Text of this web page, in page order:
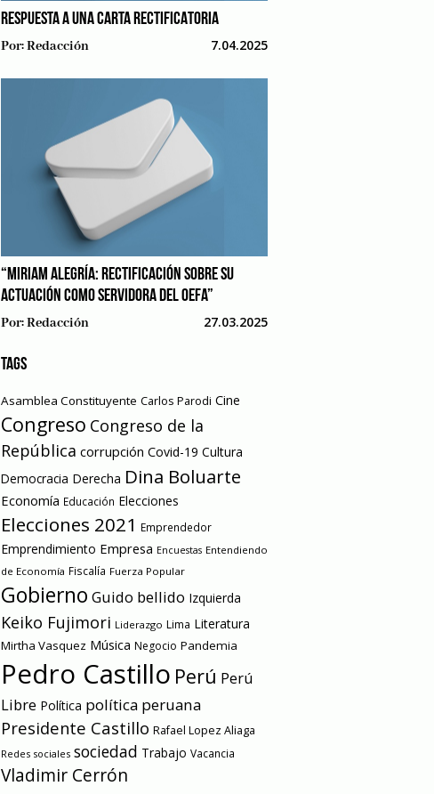
RESPUESTA A UNA CARTA RECTIFICATORIA
Por:Redacción 7.04.2025
“MIRIAM ALEGRÍA: RECTIFICACIÓN SOBRE SU
ACTUACIÓN COMO SERVIDORA DEL OEFA”
Por:Redacción 27.03.2025
TAGS
Asamblea Constituyente Carlos Parodi Cine
Congreso Congreso de la
República corrupción Covid-19 Cultura
Democracia Derecha Dina Boluarte
Economía Educación Elecciones
Elecciones 2021 Emprendedor
Emprendimiento Empresa Encuestas Entendiendo
de Economía Fiscalía Fuerza Popular
Gobierno Guido bellido Izquierda
Keiko Fujimori Liderazgo Lima Literatura
Mirtha Vasquez Música Negocio Pandemia
Pedro Castillo Perú Perú
Libre Política política peruana
Presidente Castillo Rafael Lopez Aliaga
Redes sociales sociedad Trabajo Vacancia
Vladimir Cerrón